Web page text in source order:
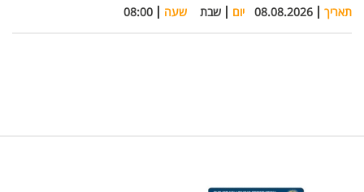
תאריך
08.08.2026 יום שבת שעה 08:00